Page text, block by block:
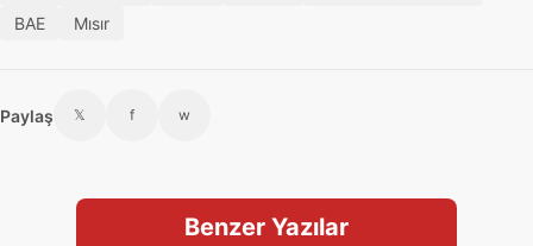
BAE
Mısır
Paylaş 𝕏 f w
Benzer Yazılar